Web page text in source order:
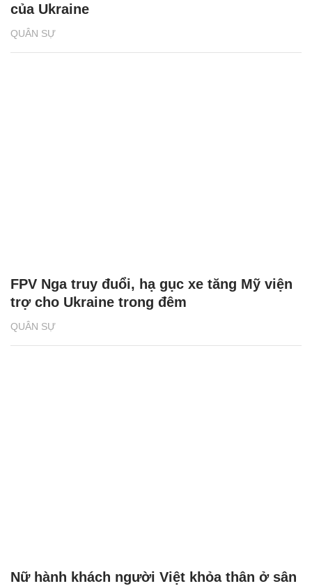
QUÂN SỰ
của Ukraine
QUÂN SỰ
FPV Nga truy đuổi, hạ gục xe tăng Mỹ viện
trợ cho Ukraine trong đêm
Nữ hành khách người Việt khỏa thân ở sân